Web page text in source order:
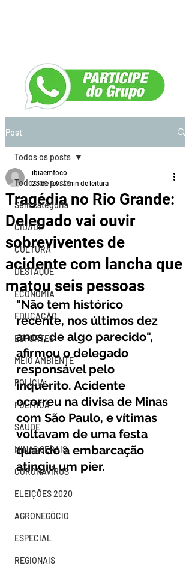
Post
Todos os posts
Sem categoria
CIDADE
CULTURA
DESTAQUE
ECONOMIA
EDUCAÇÃO
ESPORTES
MEIO AMBIENTE
POLÍCIA
POLÍTICA
SAÚDE
MINAS GERAIS
CORONAVÍRUS
ELEIÇÕES 2020
AGRONEGÓCIO
ESPECIAL
REGIONAIS
Todos os posts
Tragédia no Rio Grande:
Delegado vai ouvir
sobreviventes de
acidente com lancha que
matou seis pessoas
ibiaemfoco
23 de fev.3 min de leitura
"Não tem histórico
recente, nos últimos dez
anos, de algo parecido",
afirmou o delegado
responsável pelo
inquérito. Acidente
ocorreu na divisa de Minas
com São Paulo, e vítimas
voltavam de uma festa
quando a embarcação
atingiu um píer.